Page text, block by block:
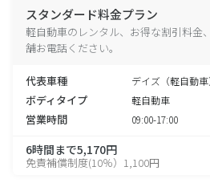
スタンダード料金プラン
軽自動車のレンタル、お得な割引料金
舗お電話ください。
代表車種 デイズ（軽自動
ボディタイプ 軽自動車
営業時間 09:00-17:00
6時間まで5,170円
免責補償制度(10％）1,100円